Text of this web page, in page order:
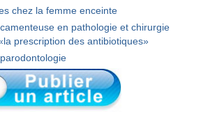
chez la femme enceinte
en pathologie et chirurgie
prescription des antibiotiques»